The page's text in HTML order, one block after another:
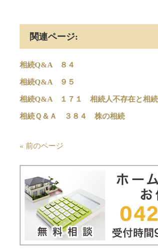
関連ページ:
相続Q&A ８４
相続Q&A ９５
相続Q&A １７１ 相続人不存在と相
相続Ｑ＆Ａ ３８４ 株の相続
« 前のページ